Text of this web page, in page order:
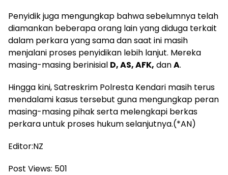
Penyidik juga mengungkap bahwa sebelumnya telah
diamankan beberapa orang lain yang diduga terkait
dalam perkara yang sama dan saat ini masih
menjalani proses penyidikan lebih lanjut. Mereka
masing-masing berinisial D, AS, AFK, danA.
Hingga kini, Satreskrim Polresta Kendari masih terus
mendalami kasus tersebut guna mengungkap peran
masing-masing pihak serta melengkapi berkas
perkara untuk proses hukum selanjutnya.(*AN)
Editor:NZ
Post Views: 501